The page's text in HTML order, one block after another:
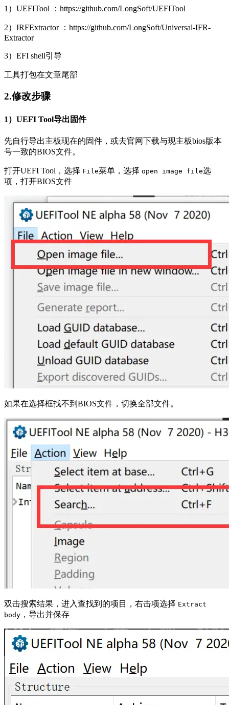
1）UEFITool ：https://github.com/LongSoft/UEFITool
2）IRFExtractor ：https://github.com/LongSoft/Universal-IFR-
Extractor
3）EFI shell引导
工具打包在文章尾部
2.修改步骤
1）UEFI Tool导出固件
先自行导出主板现在的固件，或去官网下载与现主板bios版本
号一致的BIOS文件。
打开UEFI Tool，选择 File菜单，选择 open image file选
项，打开BIOS文件
如果在选择框找不到BIOS文件，切换全部文件。
双击搜索结果，进入查找到的项目，右击项选择 Extract
body ，导出并保存